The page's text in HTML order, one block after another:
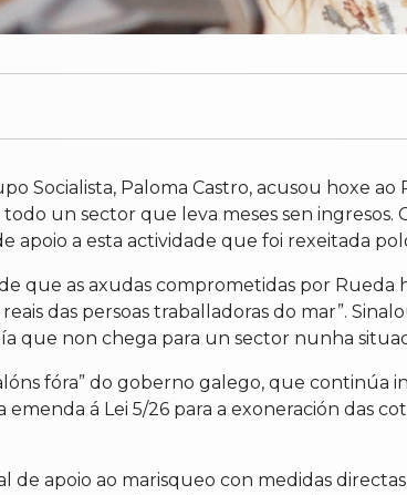
Socialista, Paloma Castro, acusou hoxe
un sector que leva meses sen
apoio a esta actividade que foi rexeitada
que as axudas comprometidas por
das persoas traballadoras do mar”.
que non chega para un sector nunha
fóra” do goberno galego, que
á Lei 5/26 para a exoneración das
apoio ao marisqueo con medidas